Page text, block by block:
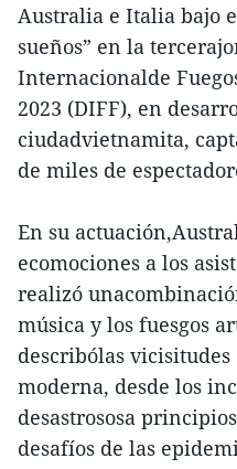
Australia e Italia bajo
sueños” en la
Internacionalde
2023 (DIFF), en
ciudadvietnamita,
de miles de
En su
ecomociones a los
realizó
música y los fuesgos
describólas vicisitudes
moderna, desde los
desastrososa
desafíos de las